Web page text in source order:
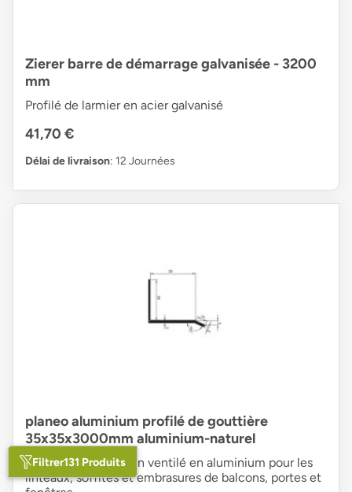
Zierer barre de démarrage galvanisée - 3200
mm
Profilé de larmier en acier galvanisé
41,70 €
Délai de livraison: 12 Journées
planeo aluminium profilé de gouttière
35x35x3000mm aluminium-naturel
Profilé de larmier non ventilé en aluminium pour les
linteaux, soffites et embrasures de balcons, portes et
Filtrer131 Produits